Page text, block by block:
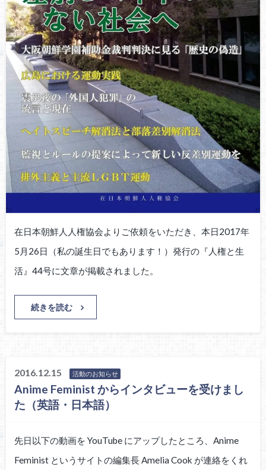
在日本朝鮮人人権協会よりご依頼をいただき、本日2017年
5月26日（私の誕生日でもあります！）発行の『人権と生
活』44号に文章が掲載されました。
続きを読む
2016.12.15 活動のお知らせ
Anime Feminist からインタビューを受けまし
た（英語・日本語）
先日以下の動画を YouTube にアップしたところ、Anime
Feminist というサイトの編集長 Amelia Cook が連絡をくれ